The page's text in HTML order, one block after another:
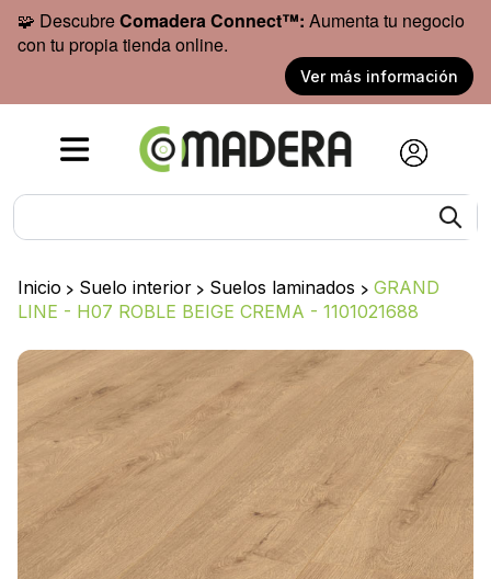
🧩 DescubreComadera Connect™: Aumenta tu negocio
con tu propia tienda online.
Ver más información
Inicio > Suelo interior > Suelos laminados > GRAND
LINE - H07 ROBLE BEIGE CREMA - 1101021688